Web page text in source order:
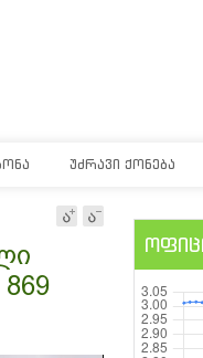
ᲣᲫᲠᲐᲕᲘ ᲥᲝᲜᲔᲑᲐ